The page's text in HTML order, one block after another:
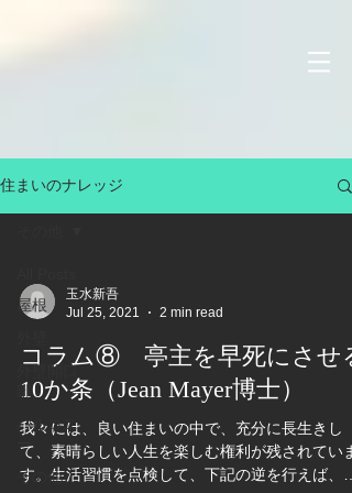
住まいのナレッジ
屋根
外壁開口
部
バルコニ
ー
その他
玉水新吾
Jul 25, 2021
2 min read
コラム⑧ 亭主を早死にさせ
10か条（Jean Mayer博士）
我々には、良い住まいの中で、充分に長生きし
て、素晴らしい人生を楽しむ権利が残されていま
す。生活習慣を点検して、下記の逆を行えば、長